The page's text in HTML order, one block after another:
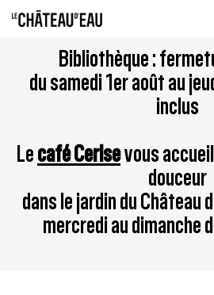
Aller
contenu
Aller
à
la
navigation
à
la
Bibliothèque :
du samedi 1er août au
inclus
Lecafé Cerisevous
douceur
dans le jardin du Château
mercredi au dimanche